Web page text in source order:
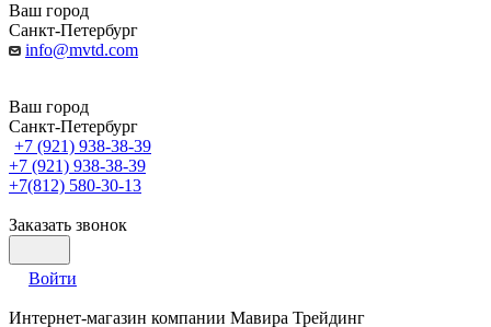
Ваш город
Санкт-Петербург
info@mvtd.com
Ваш город
Санкт-Петербург
+7 (921) 938-38-39
+7 (921) 938-38-39
+7(812) 580-30-13
Заказать звонок
Войти
Интернет-магазин компании Мавира Трейдинг